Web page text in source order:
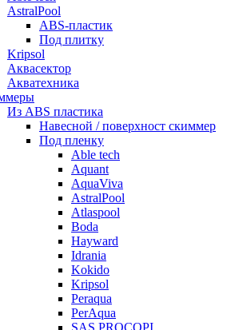
AstralPool
ABS-пластик
Под плитку
Kripsol
Аквасектор
Акватехника
Из ABS пластика
Навесной / поверхност скиммер
Под пленку
Able tech
Aquant
AquaViva
AstralPool
Atlaspool
Boda
Hayward
Idrania
Kokido
Kripsol
Peraqua
PerAqua
SAS PROCOPI